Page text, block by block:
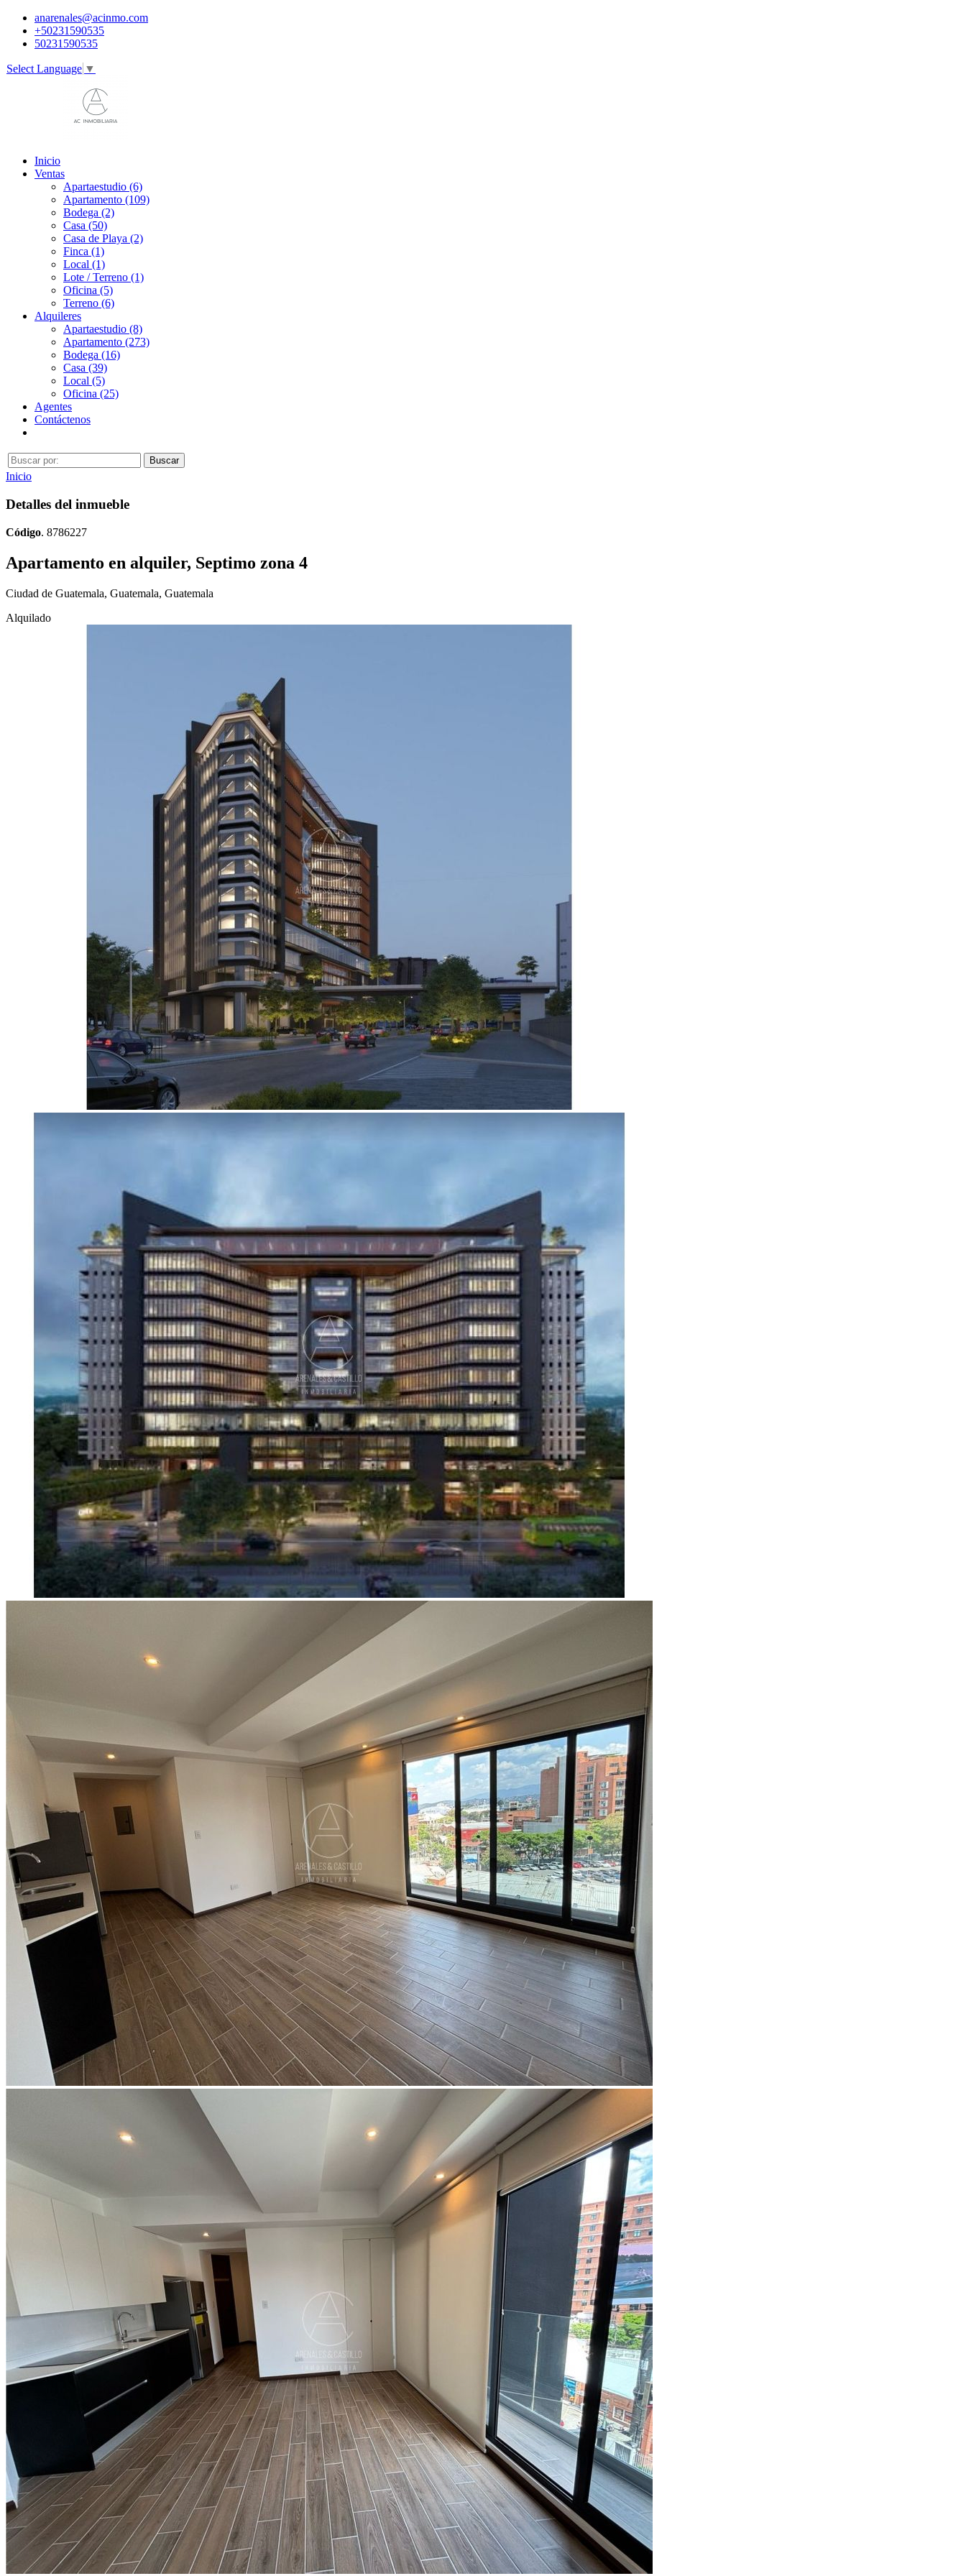
anarenales@acinmo.com
+50231590535
50231590535
Select Language ▼
Inicio
Ventas
Apartaestudio (6)
Apartamento (109)
Bodega (2)
Casa (50)
Casa de Playa (2)
Finca (1)
Local (1)
Lote / Terreno (1)
Oficina (5)
Terreno (6)
Alquileres
Apartaestudio (8)
Apartamento (273)
Bodega (16)
Casa (39)
Local (5)
Oficina (25)
Agentes
Contáctenos
Inicio
Detalles del inmueble
Código. 8786227
Apartamento en alquiler, Septimo zona 4
Ciudad de Guatemala, Guatemala, Guatemala
Alquilado